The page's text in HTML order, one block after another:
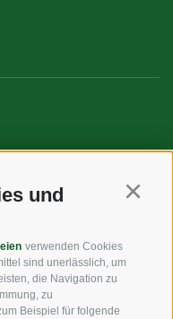
und
verwenden Cookies
sind unerlässlich, um
die Navigation zu
zu
Beispiel für folgende